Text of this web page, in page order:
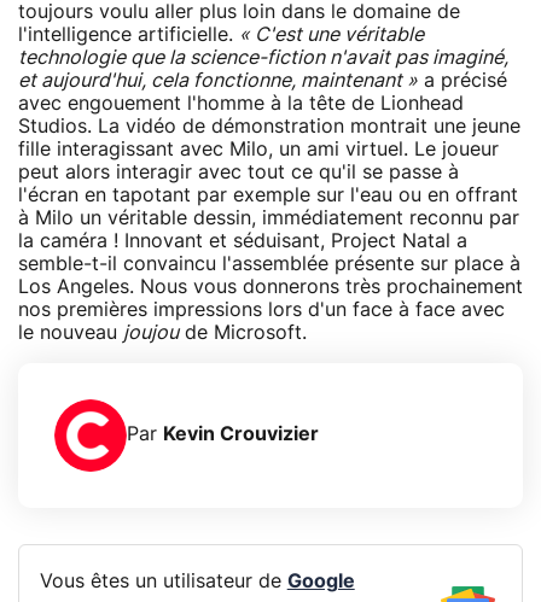
toujours voulu aller plus loin dans le domaine de
l'intelligence artificielle. « C'est une véritable
technologie que la science-fiction n'avait pas imaginé,
et aujourd'hui, cela fonctionne, maintenant » a précisé
avec engouement l'homme à la tête de Lionhead
Studios. La vidéo de démonstration montrait une jeune
fille interagissant avec Milo, un ami virtuel. Le joueur
peut alors interagir avec tout ce qu'il se passe à
l'écran en tapotant par exemple sur l'eau ou en offrant
à Milo un véritable dessin, immédiatement reconnu par
la caméra ! Innovant et séduisant, Project Natal a
semble-t-il convaincu l'assemblée présente sur place à
Los Angeles. Nous vous donnerons très prochainement
nos premières impressions lors d'un face à face avec
le nouveau joujoude Microsoft.
Par Kevin Crouvizier
Vous êtes un utilisateur de Google